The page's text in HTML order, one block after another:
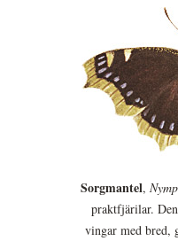
Sorgmantel,
praktfjärilar.
vingar med bred,